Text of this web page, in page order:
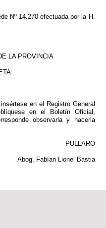
Nº 14.270 efectuada por la H.
LA PROVINCIA
en el Registro General
en el Boletín Oficial,
observarla y hacerla
PULLARO
Abog. Fabían Lionel Bastia